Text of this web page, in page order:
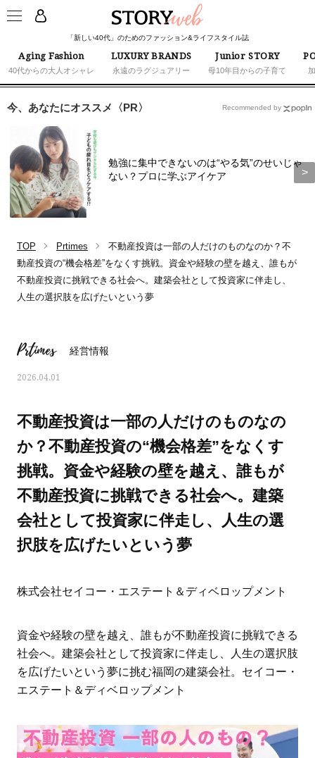
「新しい40代」のためのファッション&ライフスタイル誌
Aging Fashion
40代からの大人オシャレ
LUXURY BRANDS
永遠のラグジュアリー
Junior STORY
母10年目からの子育て
ママとパパに贈る「ジェンダーレ
今、あなたにオススメ〈PR〉
勉強に集中できないのは“やる気”のせいじゃ
ない？プロに学ぶアイケア
Recommended by
TOP Prtimes
不動産投資は一部の人だけのものなのか？不
動産投資の“機会格差”をなくす挑戦。資金や経験の壁を越え、誰もが
不動産投資に挑戦できる社会へ。建築会社として投資家に伴走し、
人生の選択肢を広げたいという夢
Prtimes 経営情報
2026.04.01
不動産投資は一部の人だけのものなの
か？不動産投資の“機会格差”をなくす
挑戦。資金や経験の壁を越え、誰もが
不動産投資に挑戦できる社会へ。建築
会社として投資家に伴走し、人生の選
択肢を広げたいという夢
株式会社セイコー・エステート＆ディベロップメント
資金や経験の壁を越え、誰もが不動産投資に挑戦できる
社会へ。建築会社として投資家に伴走し、人生の選択肢
を広げたいという夢に挑む福岡の建築会社。セイコー・
エステート＆ディベロップメント